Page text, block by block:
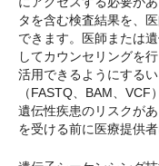
タを含む検査結果を、
できます。医師または
してカウンセリングを
活用できるようにする
（FASTQ、BAM、VCF
遺伝性疾患のリスクが
を受ける前に医療提供